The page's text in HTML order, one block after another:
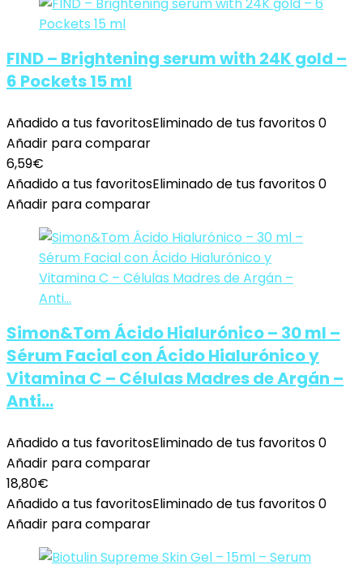
FIND – Brightening serum with 24K gold –
6 Pockets 15 ml
Añadido a tus favoritosEliminado de tus favoritos0
Añadir para comparar
6,59€
Añadido a tus favoritosEliminado de tus favoritos0
Añadir para comparar
Simon&Tom Ácido Hialurónico – 30 ml –
Sérum Facial con Ácido Hialurónico y
Vitamina C – Células Madres de Argán –
Anti…
Añadido a tus favoritosEliminado de tus favoritos0
Añadir para comparar
18,80€
Añadido a tus favoritosEliminado de tus favoritos0
Añadir para comparar